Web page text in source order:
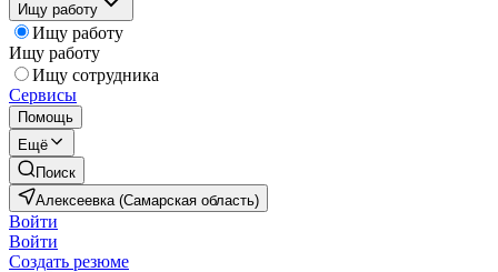
Ищу работу
Ищу работу
Ищу работу
Ищу сотрудника
Сервисы
Помощь
Ещё
Поиск
Алексеевка (Самарская область)
Войти
Войти
Создать резюме